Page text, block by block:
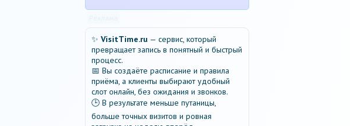
✨ VisitTime.ru — сервис, который
превращает запись в понятный и быстрый
процесс.
📅 Вы создаёте расписание и правила
приёма, а клиенты выбирают удобный
слот онлайн, без ожидания и звонков.
🕒 В результате меньше путаницы,
больше точных визитов и ровная